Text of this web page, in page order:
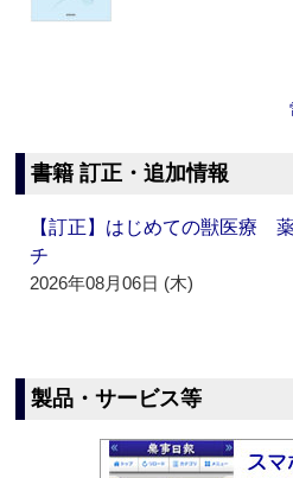
書籍 訂正・追加情報
【訂正】はじめての獣医療
チ
2026年08月06日 (木)
製品・サービス等